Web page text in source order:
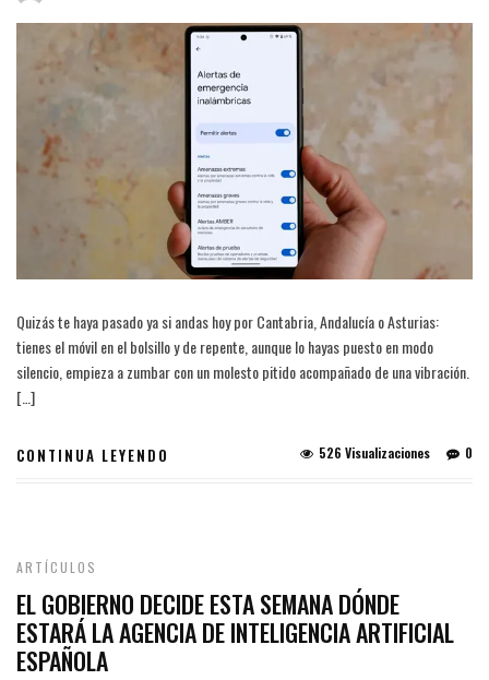
Quizás te haya pasado ya si andas hoy por Cantabria, Andalucía o Asturias:
tienes el móvil en el bolsillo y de repente, aunque lo hayas puesto en modo
silencio, empieza a zumbar con un molesto pitido acompañado de una vibración.
[…]
CONTINUA LEYENDO 0
526 Visualizaciones
ARTÍCULOS
EL GOBIERNO DECIDE ESTA SEMANA DÓNDE
ESTARÁ LA AGENCIA DE INTELIGENCIA ARTIFICIAL
ESPAÑOLA